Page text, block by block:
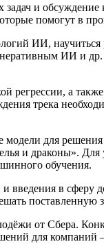
и
помогут в
ИИ, научиться
ИИ и
регрессии, а
трека
для решения
и драконы».
обучения.
введения в сферу
поставленную
от Сбера.
для